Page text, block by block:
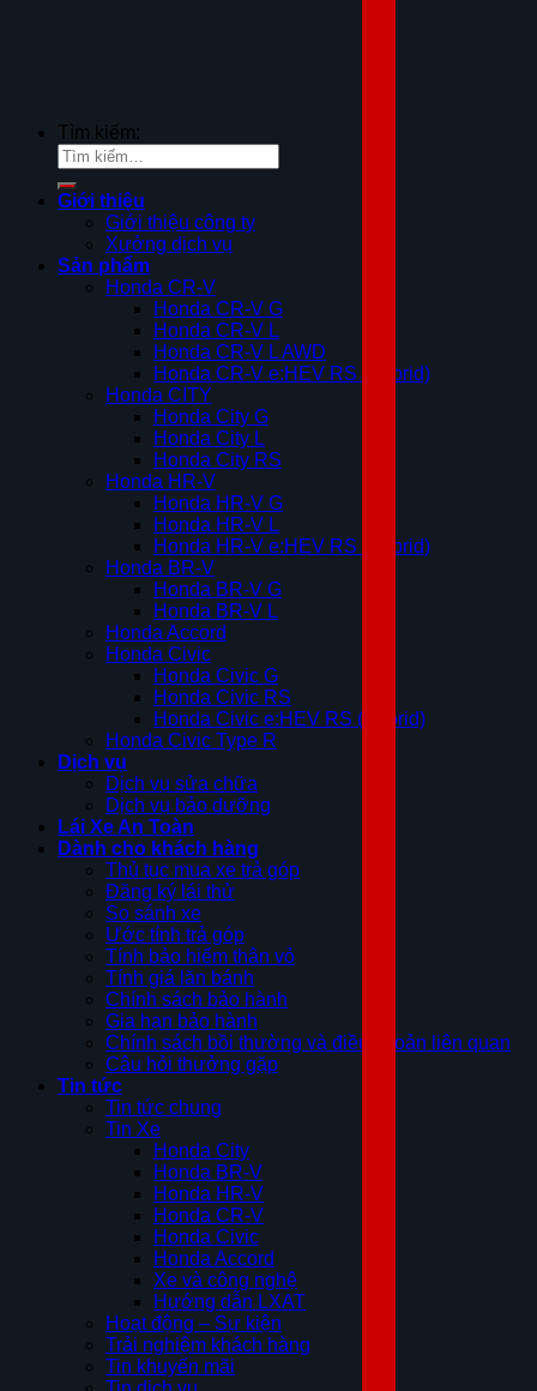
Tìm kiếm:
Giới thiệu
Giới thiệu công ty
Xưởng dịch vụ
Sản phẩm
Honda CR-V
Honda CR-V G
Honda CR-V L
Honda CR-V L AWD
Honda CR-V e:HEV RS (Hybrid)
Honda CITY
Honda City G
Honda City L
Honda City RS
Honda HR-V
Honda HR-V G
Honda HR-V L
Honda HR-V e:HEV RS (Hybrid)
Honda BR-V
Honda BR-V G
Honda BR-V L
Honda Accord
Honda Civic
Honda Civic G
Honda Civic RS
Honda Civic e:HEV RS (Hybrid)
Honda Civic Type R
Dịch vụ
Dịch vụ sửa chữa
Dịch vụ bảo dưỡng
Lái Xe An Toàn
Dành cho khách hàng
Thủ tục mua xe trả góp
Đăng ký lái thử
So sánh xe
Ước tính trả góp
Tính bảo hiểm thân vỏ
Tính giá lăn bánh
Chính sách bảo hành
Gia hạn bảo hành
Chính sách bồi thường và điều khoản liên quan
Câu hỏi thưởng gặp
Tin tức
Tin tức chung
Tin Xe
Honda City
Honda BR-V
Honda HR-V
Honda CR-V
Honda Civic
Honda Accord
Xe và công nghệ
Hướng dẫn LXAT
Hoạt động – Sự kiện
Trải nghiệm khách hàng
Tin khuyến mãi